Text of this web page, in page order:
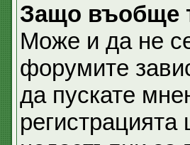
Защо въобще
Може и да не
форумите
да пускате